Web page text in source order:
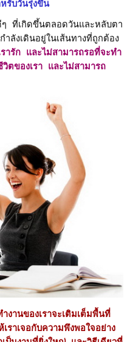
รับวันรุ่งขึ้น
ที่เกิดขึ้นตลอดวันและหลับตา
ำลังเดินอยู่ในเส้นทางที่ถูกต้อง
รารัก และไม่สามารถรอที่จะทำ
ตของเรา และไม่สามารถ
ำงานของเราจะเติมเต็มพื้นที่
ราเจอกับความพึงพอใจอย่าง